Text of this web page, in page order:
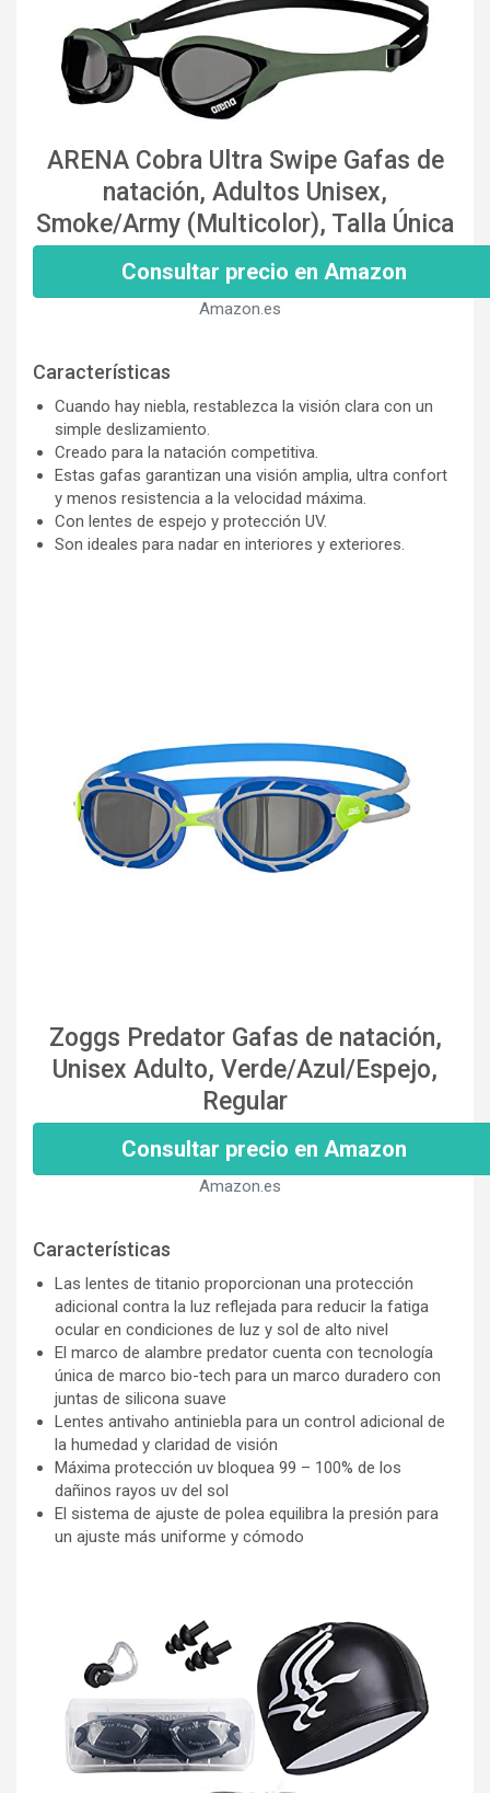
ARENA Cobra Ultra Swipe Gafas de
natación, Adultos Unisex,
Smoke/Army (Multicolor), Talla Única
Consultar precio en Amazon
Amazon.es
Características
Cuando hay niebla, restablezca la visión clara con un
simple deslizamiento.
Creado para la natación competitiva.
Estas gafas garantizan una visión amplia, ultra confort
y menos resistencia a la velocidad máxima.
Con lentes de espejo y protección UV.
Son ideales para nadar en interiores y exteriores.
Zoggs Predator Gafas de natación,
Unisex Adulto, Verde/Azul/Espejo,
Regular
Consultar precio en Amazon
Amazon.es
Características
Las lentes de titanio proporcionan una protección
adicional contra la luz reflejada para reducir la fatiga
ocular en condiciones de luz y sol de alto nivel
El marco de alambre predator cuenta con tecnología
única de marco bio-tech para un marco duradero con
juntas de silicona suave
Lentes antivaho antiniebla para un control adicional de
la humedad y claridad de visión
Máxima protección uv bloquea 99 – 100% de los
dañinos rayos uv del sol
El sistema de ajuste de polea equilibra la presión para
un ajuste más uniforme y cómodo